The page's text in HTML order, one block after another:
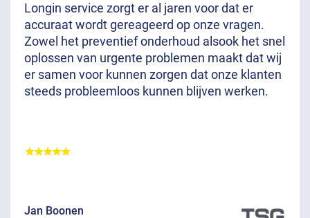
Longin service zorgt er al jaren voor dat er
accuraat wordt gereageerd op onze vragen.
Zowel het preventief onderhoud alsook het snel
oplossen van urgente problemen maakt dat wij
er samen voor kunnen zorgen dat onze klanten
steeds probleemloos kunnen blijven werken.
Jan Boonen